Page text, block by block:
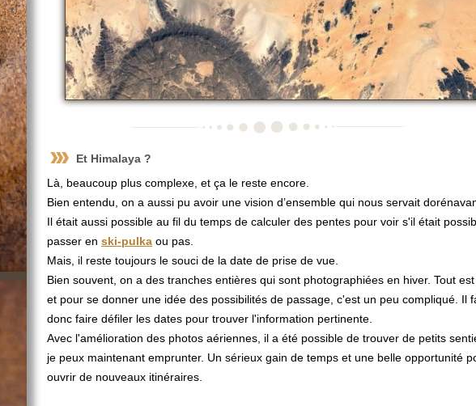
Et Himalaya ?
Là, beaucoup plus complexe, et ça le reste encore.
Bien entendu, on a aussi pu avoir une vision d’ensemble qui nous servait
Il était aussi possible au fil du temps de calculer des pentes pour voir s'il était
passer en ski-pulka ou pas.
Mais, il reste toujours le souci de la date de prise de vue.
Bien souvent, on a des tranches entières qui sont photographiées en hiver. Tout est
et pour se donner une idée des possibilités de passage, c'est un peu compliqué. Il
donc faire défiler les dates pour trouver l'information pertinente.
Avec l'amélioration des photos aériennes, il a été possible de trouver de petits
je peux maintenant emprunter. Un sérieux gain de temps et une belle opportunité
ouvrir de nouveaux itinéraires.